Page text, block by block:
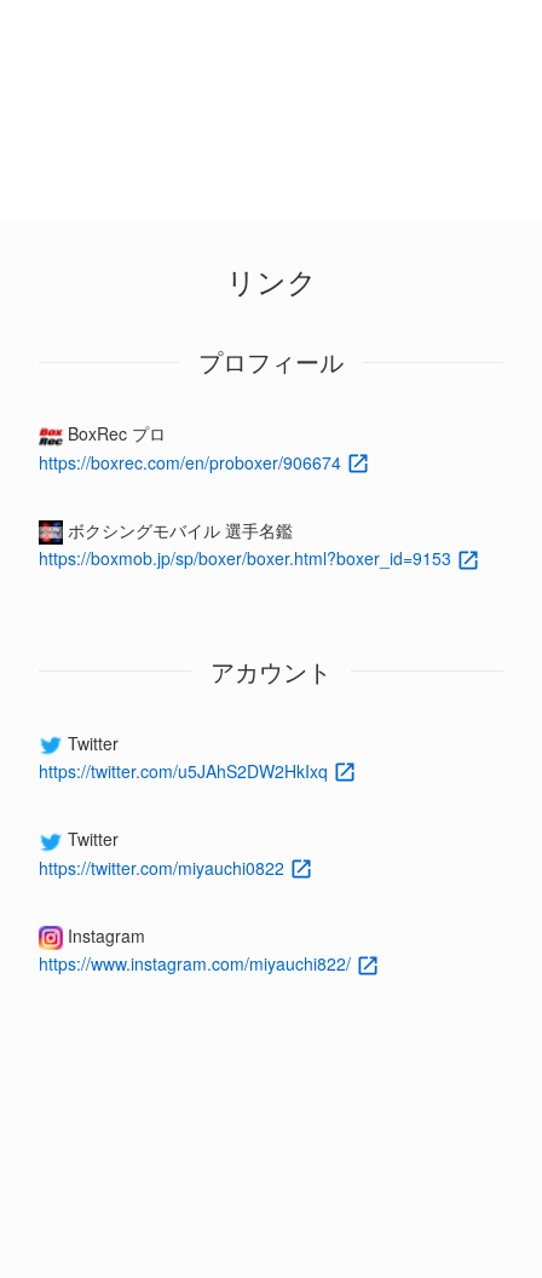
リンク
プロフィール
BoxRec プロ
https://boxrec.com/en/proboxer/906674
ボクシングモバイル 選手名鑑
https://boxmob.jp/sp/boxer/boxer.html?boxer_id=9153
アカウント
Twitter
https://twitter.com/u5JAhS2DW2HkIxq
Twitter
https://twitter.com/miyauchi0822
Instagram
https://www.instagram.com/miyauchi822/